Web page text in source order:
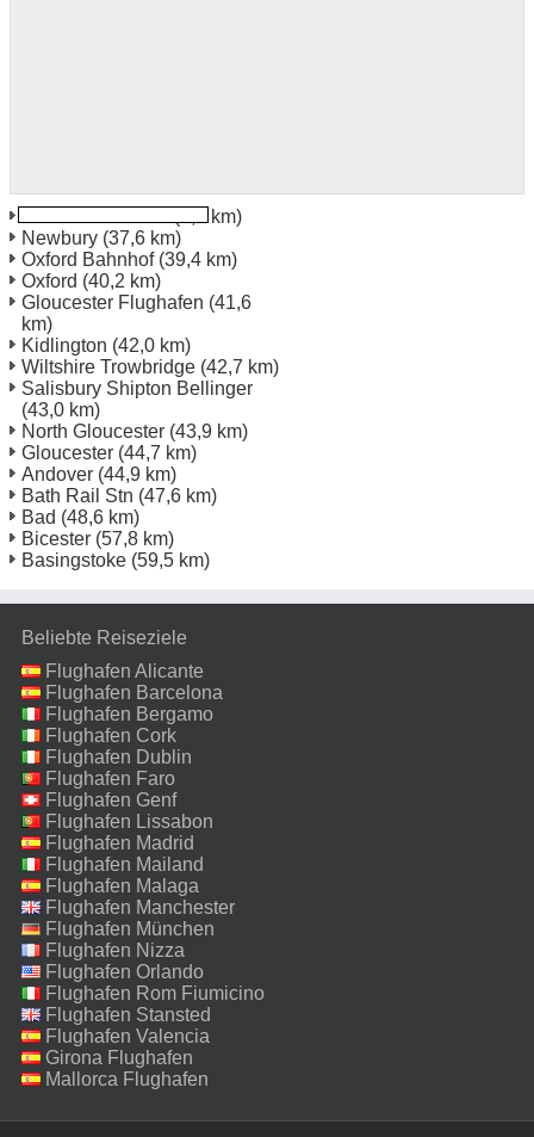
(2,8 km)
Newbury (37,6 km)
Oxford Bahnhof(39,4 km)
Oxford (40,2 km)
Gloucester Flughafen (41,6
km)
Kidlington (42,0 km)
Wiltshire Trowbridge (42,7 km)
Salisbury Shipton Bellinger
(43,0 km)
North Gloucester (43,9 km)
Gloucester (44,7 km)
Andover (44,9 km)
Bath Rail Stn (47,6 km)
Bad (48,6 km)
Bicester (57,8 km)
Basingstoke (59,5 km)
Beliebte Reiseziele
Flughafen Alicante
Flughafen Barcelona
Flughafen Bergamo
Flughafen Cork
Flughafen Dublin
Flughafen Faro
Flughafen Genf
Flughafen Lissabon
Flughafen Madrid
Flughafen Mailand
Malpensa
Flughafen Malaga
Flughafen Manchester
Flughafen München
Flughafen Nizza
Flughafen Orlando
Flughafen Rom Fiumicino
Flughafen Stansted
Flughafen Valencia
Girona Flughafen
Mallorca Flughafen